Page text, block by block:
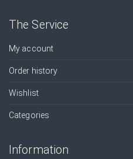
The Service
My account
Order history
Wishlist
Categories
Information